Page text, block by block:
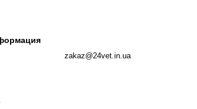
этот корм идеальным
в "Ветаптеке 24". Пусть
zakaz@24vet.in.ua